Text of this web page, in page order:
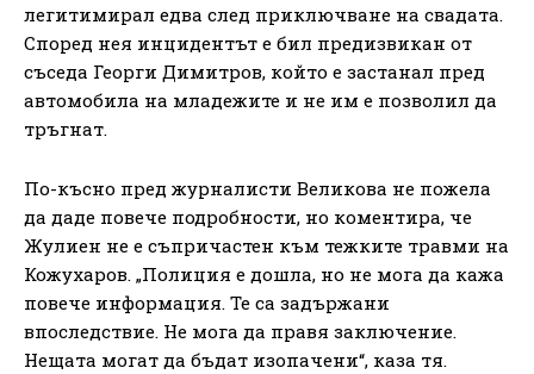
легитимирал едва след приключване на свадата.
Според нея инцидентът е бил предизвикан от
съседа Георги Димитров, който е застанал пред
автомобила на младежите и не им е позволил да
тръгнат.
По-късно пред журналисти Великова не пожела
да даде повече подробности, но коментира, че
Жулиен не е съпричастен към тежките травми на
Кожухаров. „Полиция е дошла, но не мога да кажа
повече информация. Те са задържани
впоследствие. Не мога да правя заключение.
Нещата могат да бъдат изопачени“, каза тя.